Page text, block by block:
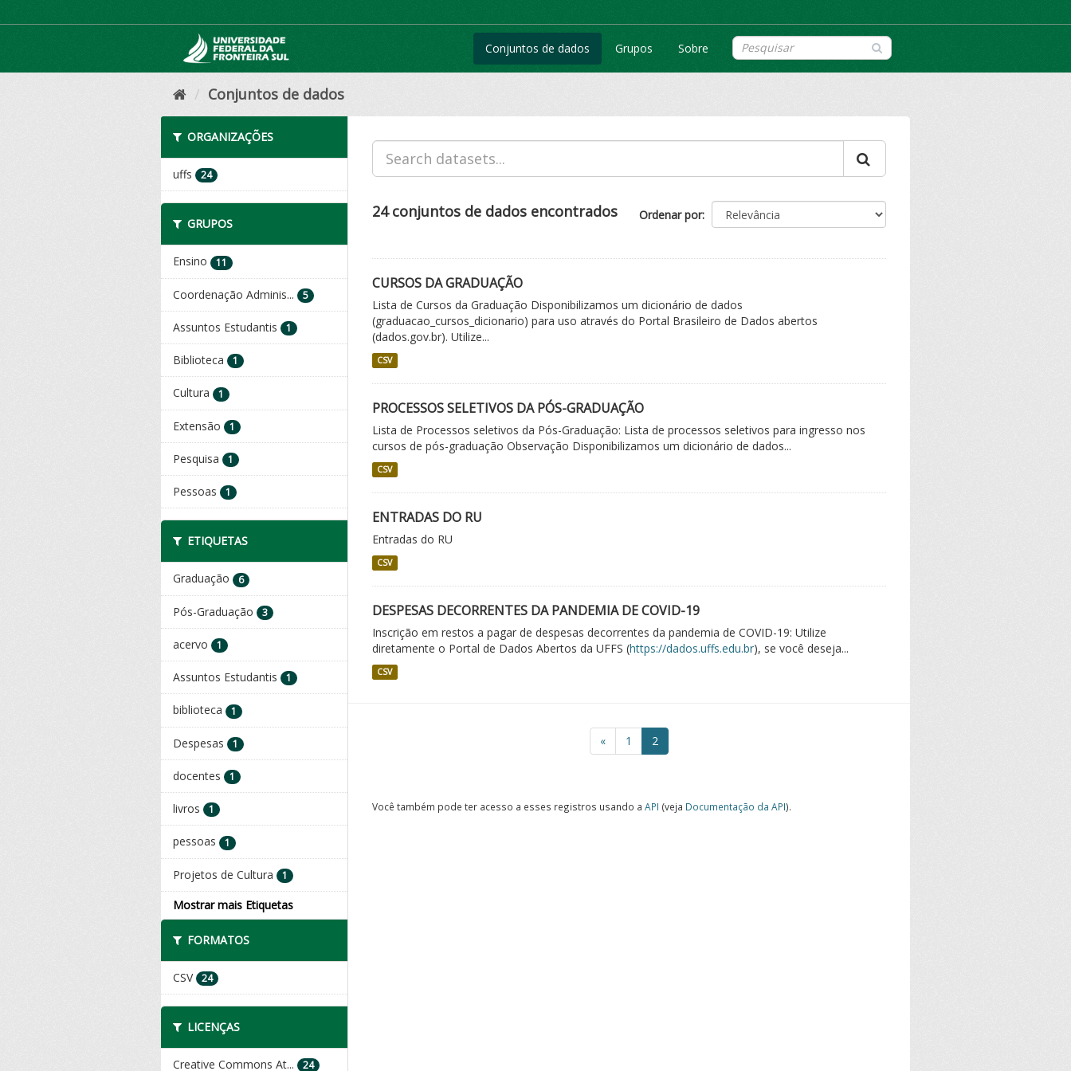
para
Conjuntos de dados Grupos Sobre
Conjuntos de dados
ORGANIZAÇÕES
uffs 24
GRUPOS
Ensino 11
Coordenação Adminis... 5
Assuntos Estudantis 1
Biblioteca 1
Cultura 1
Extensão 1
Pesquisa 1
Pessoas 1
ETIQUETAS
Graduação 6
Pós-Graduação 3
acervo 1
Assuntos Estudantis 1
biblioteca 1
Despesas 1
docentes 1
livros 1
pessoas 1
Projetos de Cultura 1
Mostrar mais Etiquetas
FORMATOS
CSV 24
LICENÇAS
Creative Commons At... 24
Ordenar por
24 conjuntos de dados encontrados
CURSOS DA GRADUAÇÃO
Lista de Cursos da Graduação Disponibilizamos um dicionário de dados
(graduacao_cursos_dicionario) para uso através do Portal Brasileiro de Dados abertos
(dados.gov.br). Utilize...
CSV
PROCESSOS SELETIVOS DA PÓS-GRADUAÇÃO
Lista de Processos seletivos da Pós-Graduação: Lista de processos seletivos para ingresso nos
cursos de pós-graduação Observação Disponibilizamos um dicionário de dados...
CSV
ENTRADAS DO RU
Entradas do RU
CSV
DESPESAS DECORRENTES DA PANDEMIA DE COVID-19
Inscrição em restos a pagar de despesas decorrentes da pandemia de COVID-19: Utilize
diretamente o Portal de Dados Abertos da UFFS (https://dados.uffs.edu.br), se você deseja...
CSV
« 1 2
Você também pode ter acesso a esses registros usando a API (veja Documentação da API).